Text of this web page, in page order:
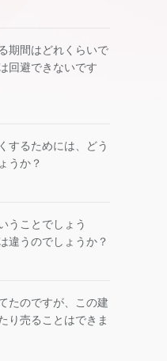
期間はどれくらいで
回避できないです
するためには、どう
うか？
うことでしょう
うのでしょうか？
たのですが、この建
り売ることはできま